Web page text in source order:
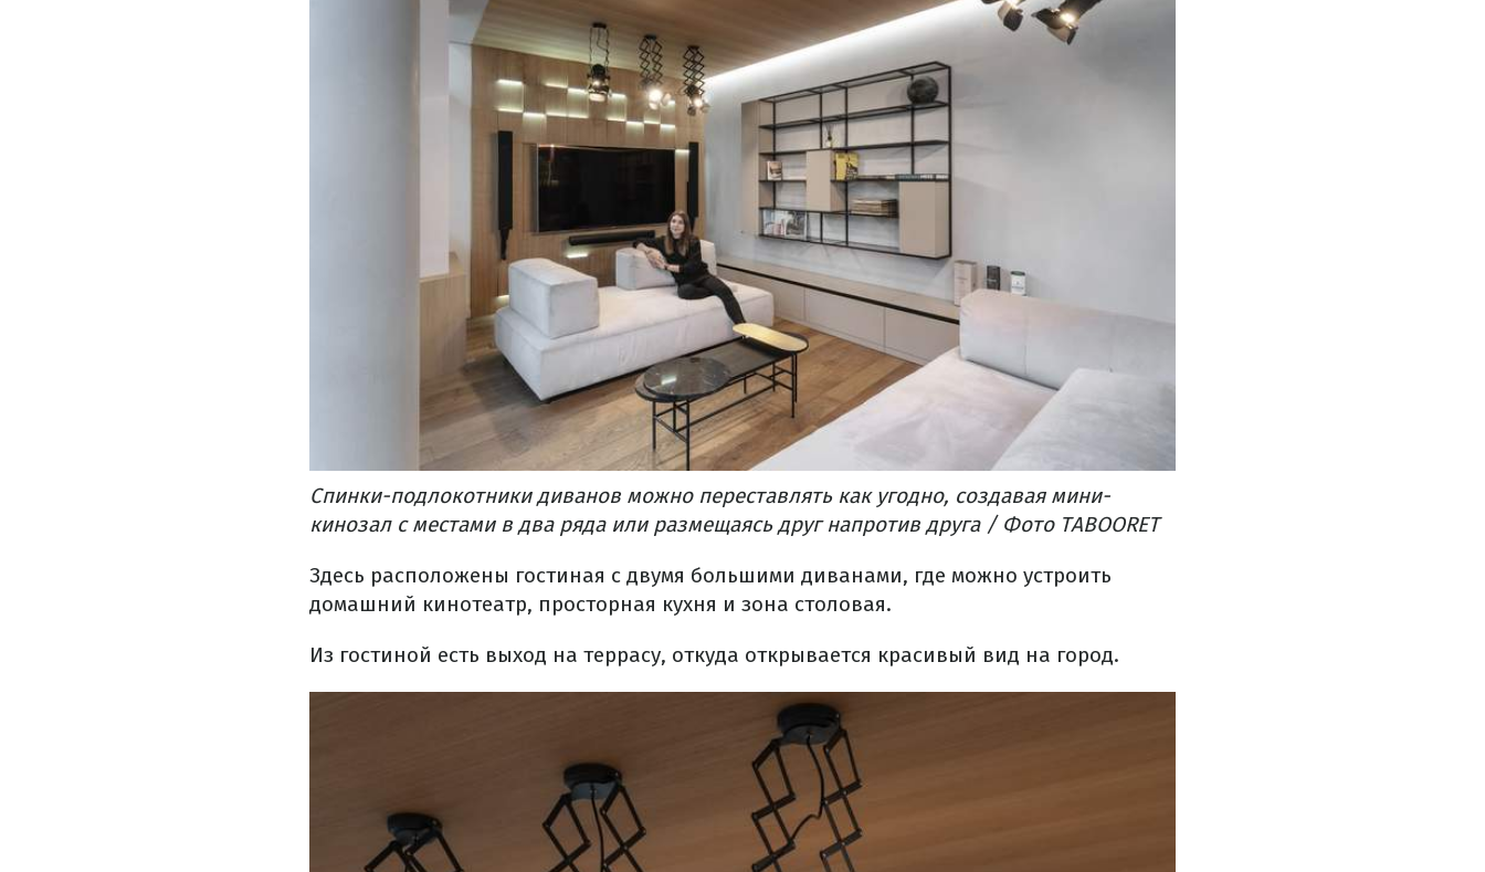
Спинки-подлокотники диванов можно переставлять как угодно, создавая мини-
кинозал с местами в два ряда или размещаясь друг напротив друга / Фото TABOORET
Здесь расположены гостиная с двумя большими диванами, где можно устроить
домашний кинотеатр, просторная кухня и зона столовая.
Из гостиной есть выход на террасу, откуда открывается красивый вид на город.